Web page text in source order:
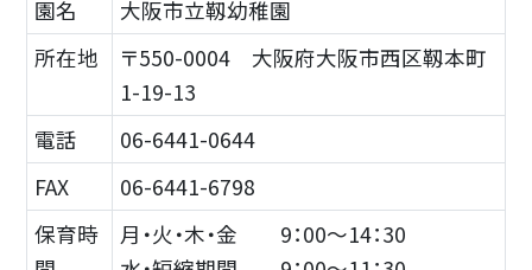
園名
大阪市立靱幼稚園
所在地
〒550-0004 大阪府大阪市西区靱本町
1-19-13
電話
06-6441-0644
FAX
06-6441-6798
保育時
月・火・木・金 9：00～14：30